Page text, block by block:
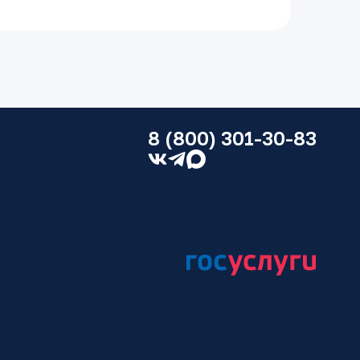
имущества;
на детей, родителей, супругов;
отцовства;
8 (800) 301-30-83